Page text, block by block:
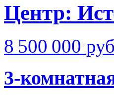
Центр:
8 500 000
3-